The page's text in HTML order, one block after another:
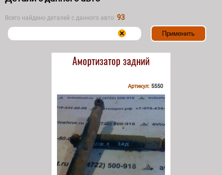
Всего найдено деталей с данного авто: 93
Амортизатор задний
Артикул: 5550